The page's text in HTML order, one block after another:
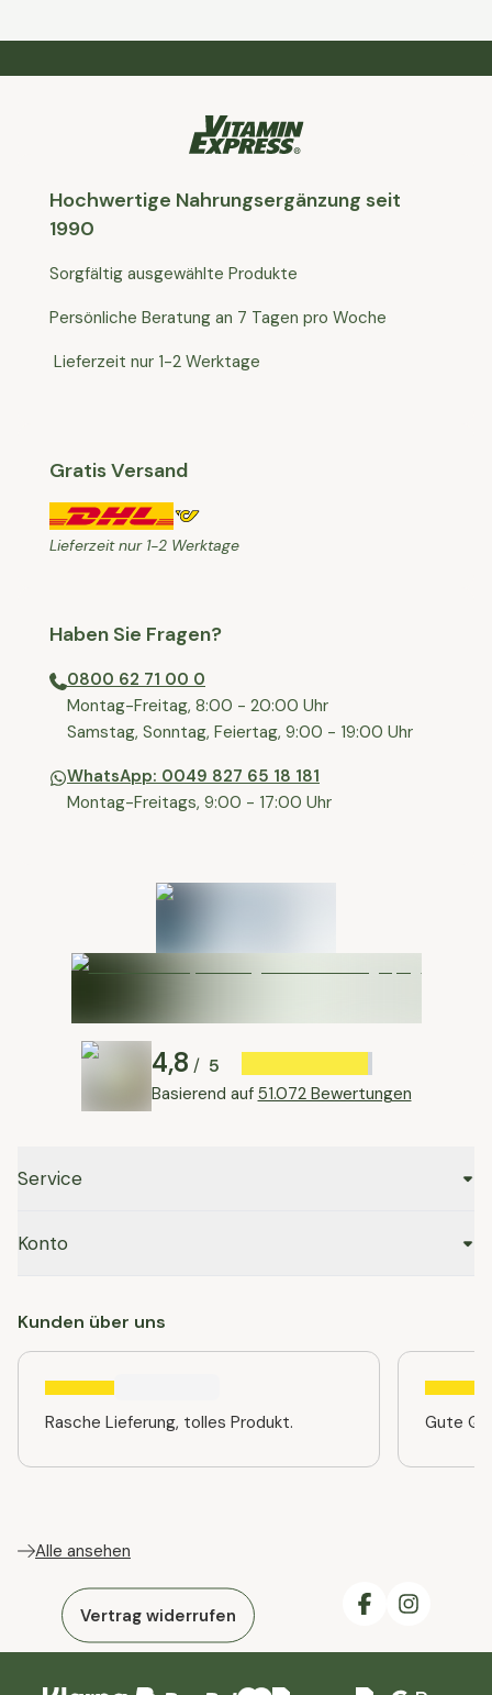
Hochwertige Nahrungsergänzung seit
1990
Sorgfältig ausgewählte Produkte
Persönliche Beratung an 7 Tagen pro Woche
Lieferzeit nur 1-2 Werktage
Gratis Versand
Lieferzeit nur 1-2 Werktage
Haben Sie Fragen?
0800 62 71 00 0
⁠⁠Montag-Freitag, 8:00 - 20:00 Uhr
⁠Samstag, Sonntag, Feiertag, 9:00 - 19:00 Uhr
WhatsApp: 0049 827 65 18 181
Montag-Freitags, 9:00 - 17:00 Uhr
4,8 / 5
Basierend auf 51.072 Bewertungen
Service
Konto
Kunden über uns
Rasche Lieferung, tolles Produkt. Gute
Alle ansehen
Vertrag widerrufen